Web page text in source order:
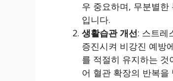
우 중요하며, 무분별
입니다.
생활습관 개선: 스트레
증진시켜 비강진 예방
를 적절히 유지하는
어 혈관 확장의 반복